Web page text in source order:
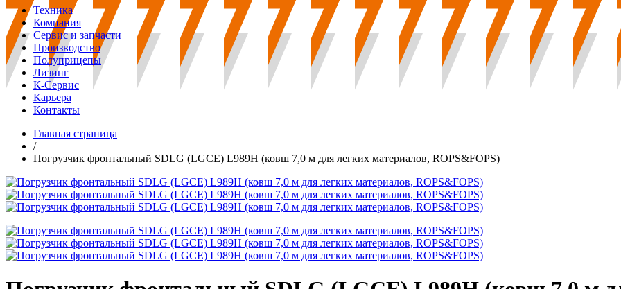
Техника
Компания
Сервис и запчасти
Производство
Полуприцепы
Лизинг
К-Сервис
Карьера
Контакты
Главная страница
/
Погрузчик фронтальный SDLG (LGCE) L989H (ковш 7,0 м для легких материалов, ROPS&FOPS)